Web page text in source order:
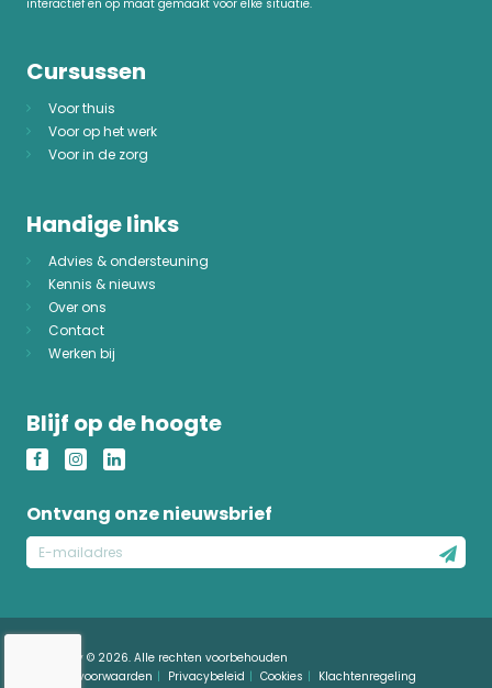
interactief en op maat gemaakt voor elke situatie.
Cursussen
Voor thuis
Voor op het werk
Voor in de zorg
Handige links
Advies & ondersteuning
Kennis & nieuws
Over ons
Contact
Werken bij
Blijf op de hoogte
Ontvang onze nieuwsbrief
E-
mailadres
Just4Safety © 2026. Alle rechten voorbehouden
Algemene voorwaarden
Privacybeleid Cookies Klachtenregeling